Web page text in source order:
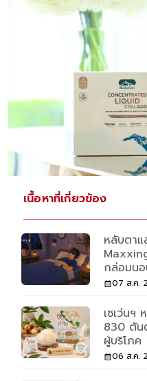
เนื้อหาที่เกี่ยวข้อง
หลับตา
กล่อมน
07 ส.ค.
เซเว่นฯ
830 ตัน
ผู้บริโภค
06 ส.ค.